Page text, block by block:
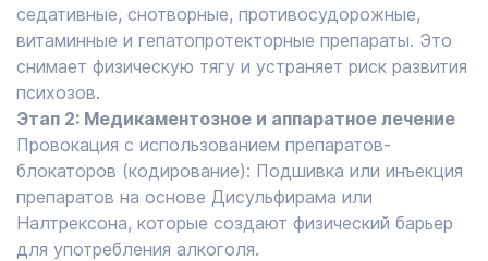
седативные, снотворные, противосудорожные,
витаминные и гепатопротекторные препараты. Это
снимает физическую тягу и устраняет риск развития
психозов.
Этап 2: Медикаментозное и аппаратное лечение
Провокация с использованием препаратов-
блокаторов (кодирование): Подшивка или инъекция
препаратов на основе Дисульфирама или
Налтрексона, которые создают физический барьер
для употребления алкоголя.